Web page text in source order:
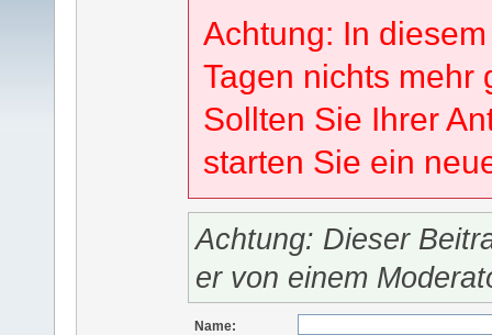
Achtung: In
Tagen nichts mehr
Sollten Sie Ihrer
starten Sie ein
Achtung: Dieser
er von einem
Name: